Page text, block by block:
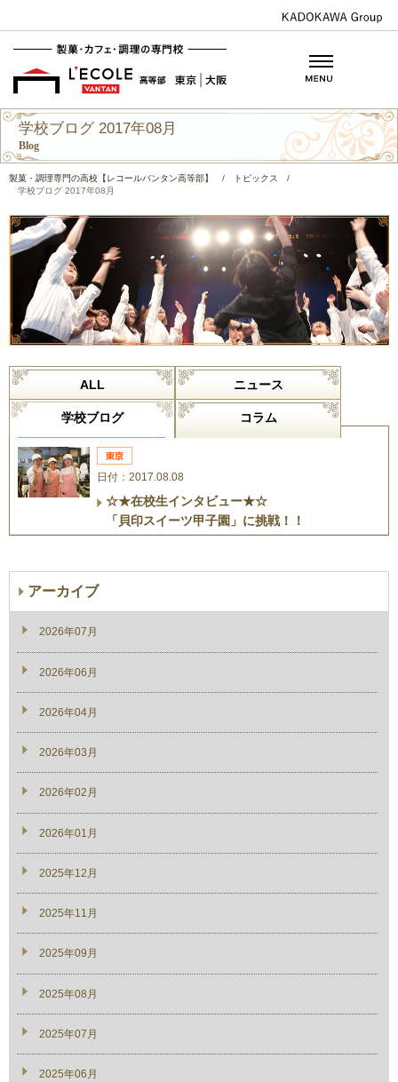
学校ブログ 2017年08月
Blog
製菓・調理専門の高校【レコールバンタン高等部】 / トピックス
/
学校ブログ 2017年08月
ALL ニュース
学校ブログ コラム
日付：2017.08.08
☆★在校生インタビュー★☆
「貝印スイーツ甲子園」に挑戦！！
アーカイブ
2026年07月
2026年06月
2026年04月
2026年03月
2026年02月
2026年01月
2025年12月
2025年11月
2025年09月
2025年08月
2025年07月
2025年06月